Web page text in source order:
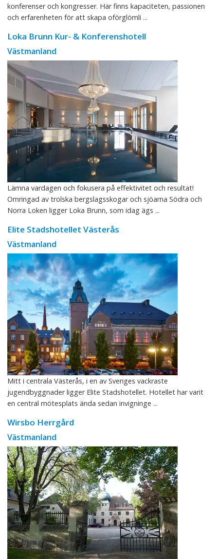
konferenser och kongresser. Här finns kapaciteten, passionen
och erfarenheten för att skapa oförglömli ...
Loka Brunn Kur- & Konferenshotell
Västmanland
Lämna vardagen och fokusera på effektivitet och resultat!
Omringad av trolska bergslagsskogar och sjöarna Södra och
Norra Loken ligger Loka Brunn, som idag ägs ...
Elite Stadshotellet Västerås
Västmanland
Mitt i centrala Västerås, i en av Sveriges vackraste
jugendbyggnader ligger Elite Stadshotellet. Hotellet har varit
en central mötesplats ända sedan invigninge ...
Wirsbo Herrgård
Västmanland